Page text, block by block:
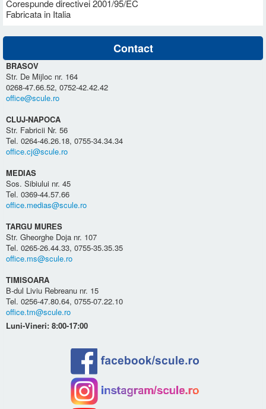
Corespunde directivei 2001/95/EC
Fabricata in Italia
Contact
BRASOV
Str. De Mijloc nr. 164
0268-47.66.52, 0752-42.42.42
office@scule.ro
CLUJ-NAPOCA
Str. Fabricii Nr. 56
Tel. 0264-46.26.18, 0755-34.34.34
office.cj@scule.ro
MEDIAS
Sos. Sibiului nr. 45
Tel. 0369-44.57.66
office.medias@scule.ro
TARGU MURES
Str. Gheorghe Doja nr. 107
Tel. 0265-26.44.33, 0755-35.35.35
office.ms@scule.ro
TIMISOARA
B-dul Liviu Rebreanu nr. 15
Tel. 0256-47.80.64, 0755-07.22.10
office.tm@scule.ro
Luni-Vineri: 8:00-17:00